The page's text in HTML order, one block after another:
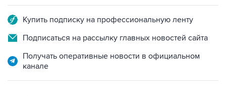
Подписаться на рассылку главных новостей сайта
Получать оперативные новости в официальном
НОВОСТИ ПО ТЕМЕ